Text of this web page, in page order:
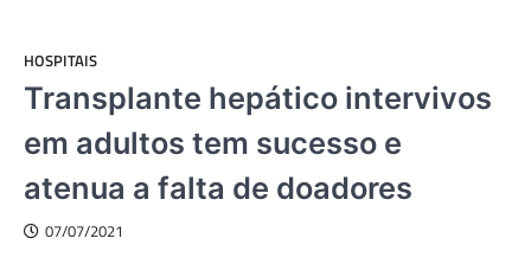
HOSPITAIS
Transplante hepático intervivos
em adultos tem sucesso e
atenua a falta de doadores
07/07/2021